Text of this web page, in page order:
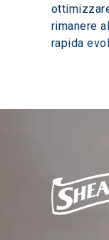
rimanere
rapida